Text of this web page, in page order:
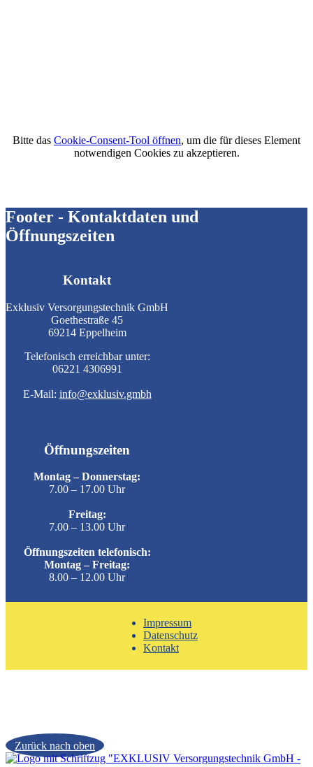
Bitte das Cookie-Consent-Tool öffnen, um die für dieses Element
notwendigen Cookies zu akzeptieren.
Footer - Kontaktdaten und
Öffnungszeiten
Kontakt
Exklusiv Versorgungstechnik GmbH
Goethestraße 45
69214 Eppelheim
Telefonisch erreichbar unter:
06221 4306991
E-Mail: info@exklusiv.gmbh
Öffnungszeiten
Montag – Donnerstag:
7.00 – 17.00 Uhr
Freitag:
7.00 – 13.00 Uhr
Öffnungszeiten telefonisch:
Montag – Freitag:
8.00 – 12.00 Uhr
Impressum
Datenschutz
Kontakt
Zurück nach oben